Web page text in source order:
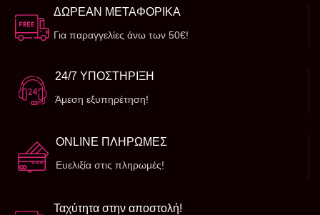
ΔΩΡΕΑΝ ΜΕΤΑΦΟΡΙΚΑ
Για παραγγελίες άνω των 50€!
24/7 ΥΠΟΣΤΗΡΙΞΗ
Άμεση εξυπηρέτηση!
ONLINE ΠΛΗΡΩΜΕΣ
Ευελιξία στις πληρωμές!
Ταχύτητα στην αποστολή!